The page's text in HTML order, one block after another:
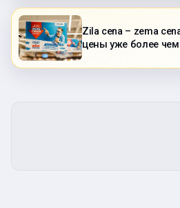
Zila cena – zema
цены уже более чем